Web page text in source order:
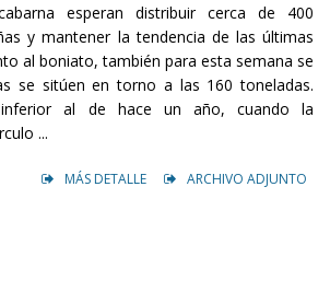
esperan distribuir cerca de 400
y mantener la tendencia de las últimas
al boniato, también para esta semana se
se sitúen en torno a las 160 toneladas.
al de hace un año, cuando la
...
MÁS DETALLE ARCHIVO ADJUNTO